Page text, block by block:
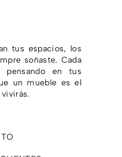
tus espacios, los
soñaste. Cada
pensando en tus
un mueble es el